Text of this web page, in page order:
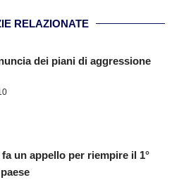
RELAZIONATE
dei piani di aggressione
un appello per riempire il 1°